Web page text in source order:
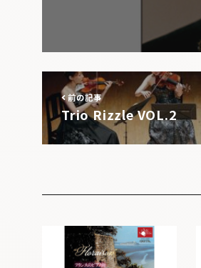
前の記事
Trio Rizzle VOL.2